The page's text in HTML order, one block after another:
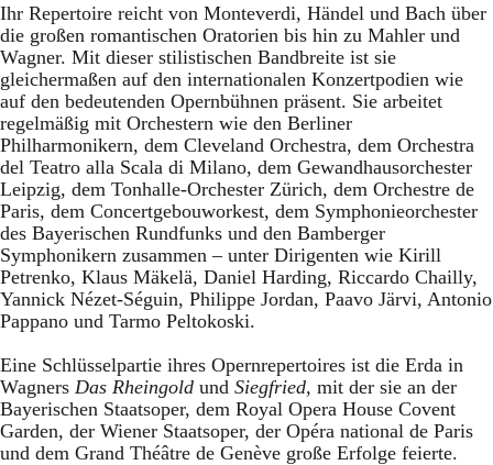
Ihr Repertoire reicht von Monteverdi, Händel und Bach über
die großen romantischen Oratorien bis hin zu Mahler und
Wagner. Mit dieser stilistischen Bandbreite ist sie
gleichermaßen auf den internationalen Konzertpodien wie
auf den bedeutenden Opernbühnen präsent. Sie arbeitet
regelmäßig mit Orchestern wie den Berliner
Philharmonikern, dem Cleveland Orchestra, dem Orchestra
del Teatro alla Scala di Milano, dem Gewandhausorchester
Leipzig, dem Tonhalle-Orchester Zürich, dem Orchestre de
Paris, dem Concertgebouworkest, dem Symphonieorchester
des Bayerischen Rundfunks und den Bamberger
Symphonikern zusammen – unter Dirigenten wie Kirill
Petrenko, Klaus Mäkelä, Daniel Harding, Riccardo Chailly,
Yannick Nézet-Séguin, Philippe Jordan, Paavo Järvi, Antonio
Pappano und Tarmo Peltokoski.
Eine Schlüsselpartie ihres Opernrepertoires ist die Erda in
Wagners Das Rheingold und Siegfried, mit der sie an der
Bayerischen Staatsoper, dem Royal Opera House Covent
Garden, der Wiener Staatsoper, der Opéra national de Paris
und dem Grand Théâtre de Genève große Erfolge feierte.